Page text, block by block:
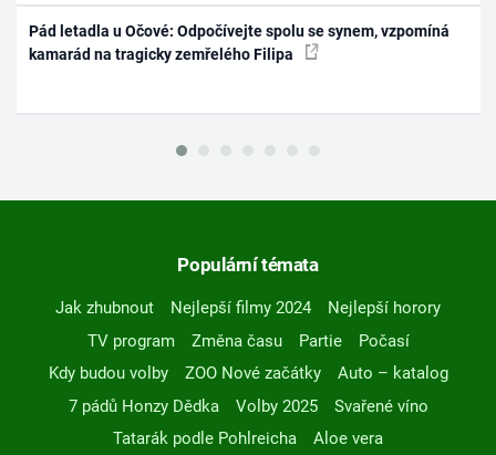
Pád letadla u Očové: Odpočívejte spolu se synem, vzpomíná
kamarád na tragicky zemřelého Filipa
Populární témata
Jak zhubnout Nejlepší filmy 2024
Nejlepší horory
TV program
Změna času Partie
Počasí
Kdy budou volby
ZOO Nové začátky
Auto – katalog
7 pádů Honzy Dědka
Volby 2025
Svařené víno
Tatarák podle Pohlreicha
Aloe vera